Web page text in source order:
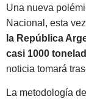
Una nueva
Nacional, esta
la República
casi 1000
noticia tomará
La metodología